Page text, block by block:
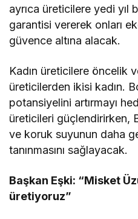
ayrıca üreticilere yedi yıl
garantisi vererek onları
güvence altına alacak.
Kadın üreticilere öncelik
üreticilerden ikisi kadın.
potansiyelini artırmayı
üreticileri güçlendirirken,
ve koruk suyunun daha
tanınmasını sağlayacak.
Başkan Eşki: “Misket
üretiyoruz”